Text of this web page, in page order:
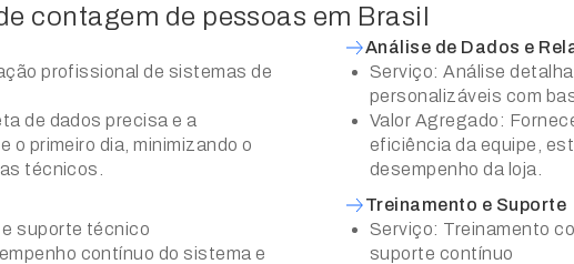
contagem de pessoas em Brasil
profissional de sistemas de
de dados precisa e a
o primeiro dia, minimizando o
técnicos.
Análise de Dados e
Serviço: Análise
personalizáveis com
Valor Agregado:
eficiência da equipe,
desempenho da loja.
suporte técnico
contínuo do sistema e
Treinamento e Suporte
Serviço: Treinamento
suporte contínuo